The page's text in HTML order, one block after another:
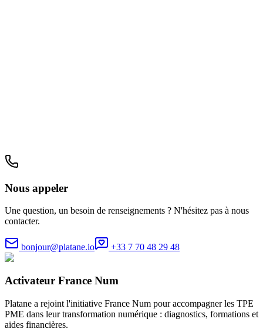
Nous appeler
Une question, un besoin de renseignements ? N'hésitez pas à nous
contacter.
bonjour@platane.io +33 7 70 48 29 48
Activateur France Num
Platane a rejoint l'initiative France Num pour accompagner les TPE
PME dans leur transformation numérique : diagnostics, formations et
aides financières.